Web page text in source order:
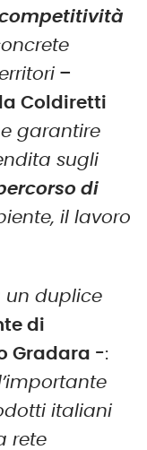
–
Coldiretti
garantire
sugli
di
il lavoro
un duplice
di
Gradara -:
italiani
rete